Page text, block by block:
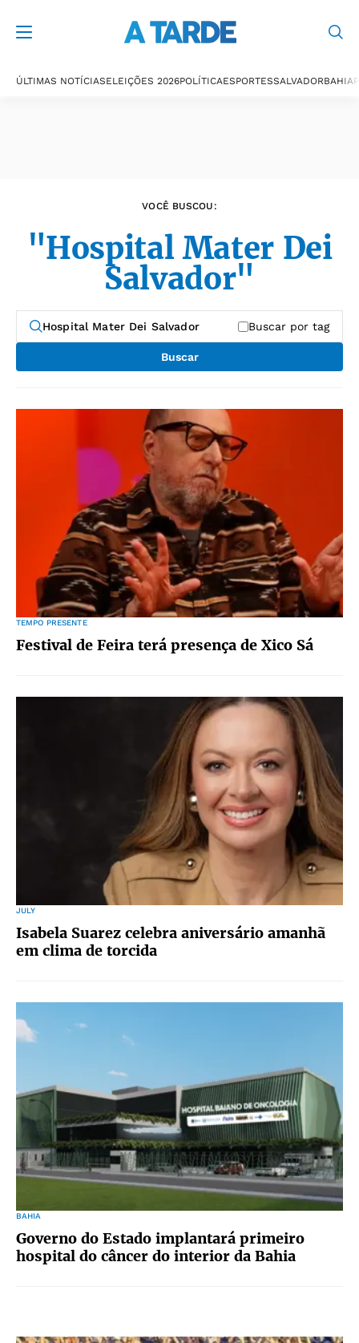
ÚLTIMAS NOTÍCIASELEIÇÕES 2026POLÍTICAESPORTESSALVADORBAHIA
VOCÊ BUSCOU:
"Hospital Mater Dei
Salvador"
Buscar por tag
Buscar
TEMPO PRESENTE
Festival de Feira terá presença de Xico Sá
JULY
Isabela Suarez celebra aniversário amanhã
em clima de torcida
BAHIA
Governo do Estado implantará primeiro
hospital do câncer do interior da Bahia